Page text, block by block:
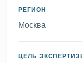
РЕГИОН
Москва
ЦЕЛЬ